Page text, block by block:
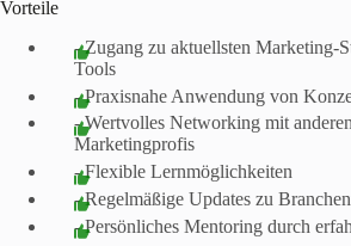
Vorteile
- Zugang zu aktuellsten Marketing-
Tools
- Praxisnahe Anwendung von
- Wertvolles Networking mit
Marketingprofis
- Flexible Lernmöglichkeiten
- Regelmäßige Updates zu
- Persönliches Mentoring durch